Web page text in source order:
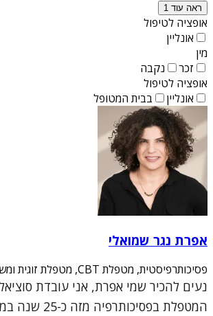
ראה עוד 1
אופציה לטיפול
אונליין
מין
זכר
נקבה
אופציה לטיפול
אונליין
בבית המטופל
אפרת נגר שמואלי
פסיכותרפיסטית, מטפלת CBT, מטפלת זוגית ומשפחתית
נעים להכיר שמי אפרת, אני עובדת
המטפלת